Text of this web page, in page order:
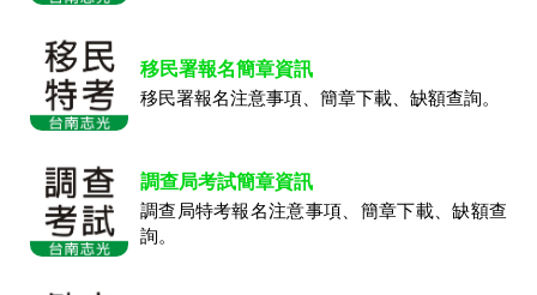
移民署報名簡章資訊
移民署報名注意事項、簡章下載、缺額查詢。
調查局考試簡章資訊
調查局特考報名注意事項、簡章下載、缺額查
詢。